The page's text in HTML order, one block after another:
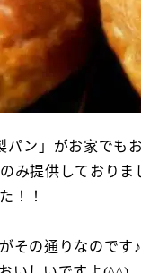
ン」がお家でも
み提供しており
！！
その通りなのです♪